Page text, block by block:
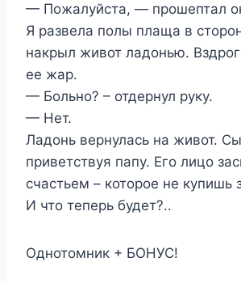
— Пожалуйста, — прошептал
Я развела полы плаща в
накрыл живот ладонью.
ее жар.
— Больно? – отдернул руку.
— Нет.
Ладонь вернулась на живот.
приветствуя папу. Его лицо
счастьем – которое не купишь
И что теперь будет?..
Однотомник + БОНУС!